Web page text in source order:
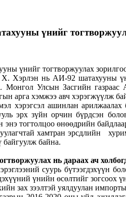
үнийг
Хэрлэн нь АИ-92 шатахууны
Монгол Улсын Засгийн
арга хэмжээ авч хэрэгжүүлж
хэрэгсэл ашинлан
эрх зүйн орчин бүрдсэн
энэ тогтолцоо өнөөдрийн
хамтран эрсдлийн
байгуулж байна.
нь дараах ач
суурь бүтээгдэхүүн
үнийн өсөлтийг зогсоох
зах зээлтэй уялдуулан